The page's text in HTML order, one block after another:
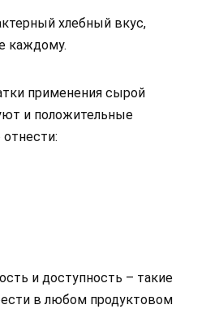
хлебный вкус,
каждому.
применения сырой
и положительные
и доступность – такие
в любом продуктовом